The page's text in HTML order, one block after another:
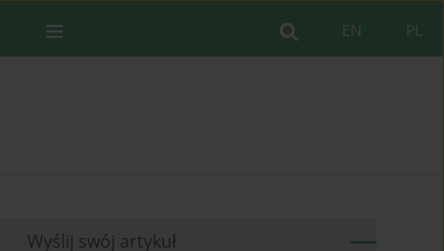
PL
EN
Wyślij swój artykuł